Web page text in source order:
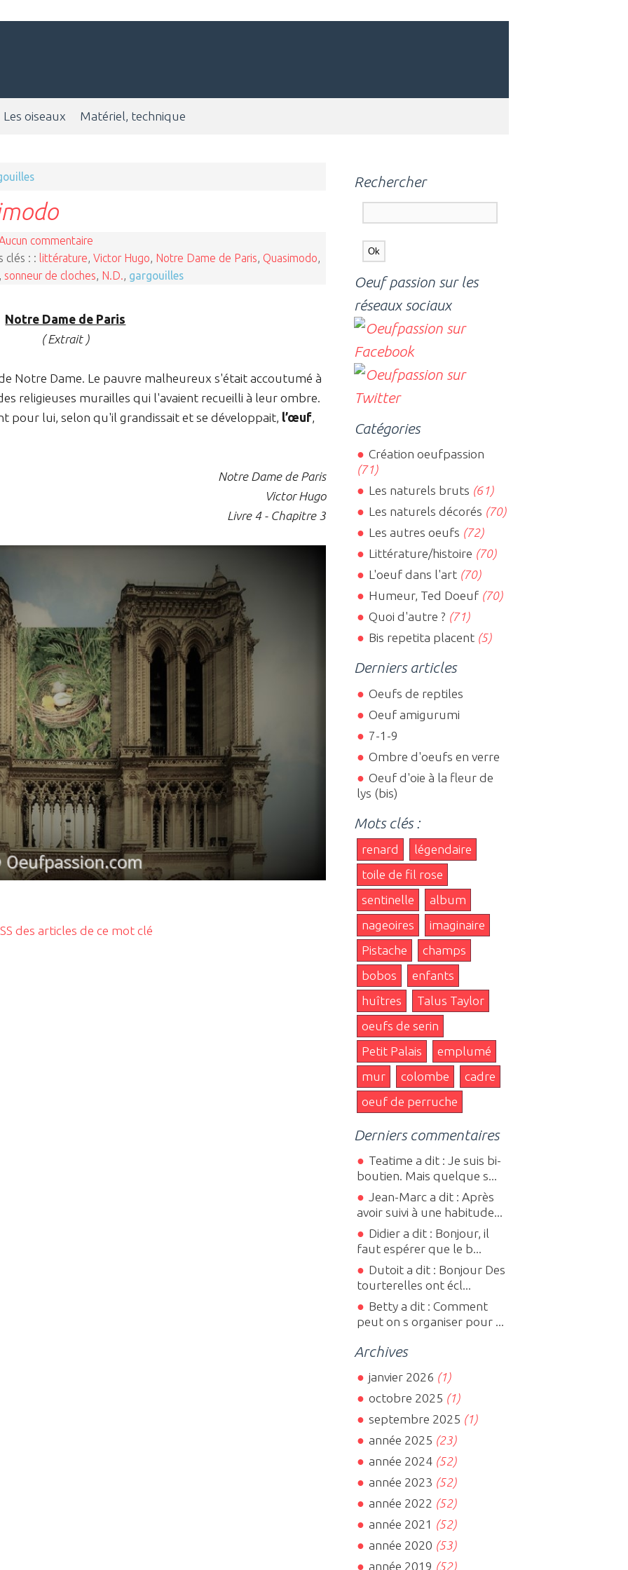
Les oiseaux Matériel, technique
commentaire
clés : : littérature Victor Hugo Notre Dame de Paris Quasimodo
sonneur de cloches N.D. gargouilles
Notre Dame de Paris
( Extrait )
Notre Dame. Le pauvre malheureux s'était accoutumé à
religieuses murailles qui l'avaient recueilli à leur ombre.
pour lui, selon qu'il grandissait et se développait, l’œuf
Notre Dame de Paris
Victor Hugo
Livre 4 - Chapitre 3
des articles de ce mot clé
Rechercher
Oeuf passion sur les
réseaux sociaux
Catégories
Création oeufpassion
(71)
Les naturels bruts (61)
Les naturels décorés (70)
Les autres oeufs (72)
Littérature/histoire (70)
L'oeuf dans l'art(70)
Humeur, Ted Doeuf(70)
Quoi d'autre ? (71)
Bis repetita placent(5)
Derniers articles
Oeufs de reptiles
Oeuf amigurumi
7-1-9
Ombre d'oeufs en verre
Oeuf d'oie à la fleur de
lys (bis)
Mots clés :
renard
légendaire
toile de fil rose
sentinelle
album
nageoires
imaginaire
Pistache
champs
bobos
enfants
huîtres
Talus Taylor
oeufs de serin
Petit Palais
emplumé
mur
colombe
cadre
oeuf de perruche
Derniers commentaires
Teatime a dit : Je suis bi-
boutien. Mais quelque s...
Jean-Marc a dit : Après
avoir suivi à une habitude...
Didier a dit : Bonjour, il
faut espérer que le b...
Dutoit a dit : Bonjour Des
tourterelles ont écl...
Betty a dit : Comment
peut on s organiser pour ...
Archives
janvier 2026 (1)
octobre 2025 (1)
septembre 2025 (1)
année 2025 (23)
année 2024(52)
année 2023 (52)
année 2022 (52)
année 2021 (52)
année 2020 (53)
année 2019 (52)